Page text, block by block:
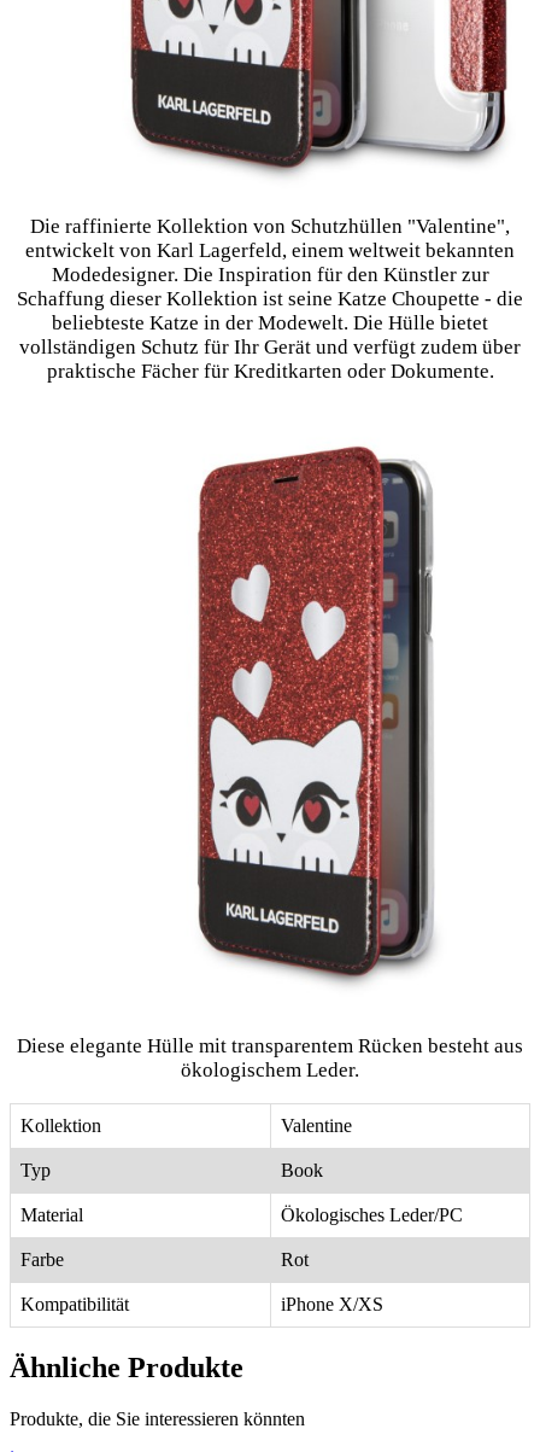
Die raffinierte Kollektion von Schutzhüllen "Valentine",
entwickelt von Karl Lagerfeld, einem weltweit bekannten
Modedesigner. Die Inspiration für den Künstler zur
Schaffung dieser Kollektion ist seine Katze Choupette - die
beliebteste Katze in der Modewelt. Die Hülle bietet
vollständigen Schutz für Ihr Gerät und verfügt zudem über
praktische Fächer für Kreditkarten oder Dokumente.
Diese elegante Hülle mit transparentem Rücken besteht aus
ökologischem Leder.
Kollektion Valentine
Typ Book
Material Ökologisches Leder/PC
Farbe Rot
Kompatibilität iPhone X/XS
Ähnliche Produkte
Produkte, die Sie interessieren könnten